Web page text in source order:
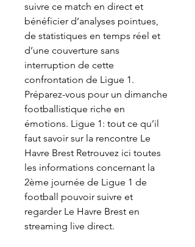
suivre ce match en direct et
bénéficier d’analyses pointues,
de statistiques en temps réel et
d’une couverture sans
interruption de cette
confrontation de Ligue 1.
Préparez-vous pour un dimanche
footballistique riche en
émotions. Ligue 1: tout ce qu’il
faut savoir sur la rencontre Le
Havre Brest Retrouvez ici toutes
les informations concernant la
2ème journée de Ligue 1 de
football pouvoir suivre et
regarder Le Havre Brest en
streaming live direct.